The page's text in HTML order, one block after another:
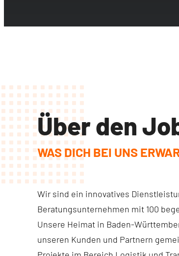
Über den
WAS DICH BEI UNS
Wir sind ein innovatives
Beratungsunternehmen mit 100
Unsere Heimat in Baden-
unseren Kunden und Partnern